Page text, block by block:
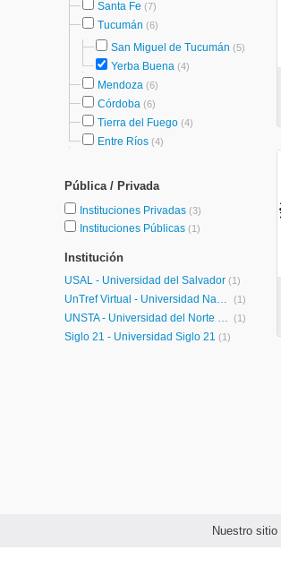
Nuestro
Santa Fe (7)
Tucumán (6)
San Miguel de Tucumán (5)
Yerba Buena (4)
Mendoza (6)
Córdoba (6)
Tierra del Fuego (4)
Entre Ríos (4)
Pública / Privada
Instituciones Privadas (3)
Instituciones Públicas (1)
Institución
USAL - Universidad del Salvador (1)
UnTref Virtual - Universidad Nacional Tres de Febrero Virtual (1)
UNSTA - Universidad del Norte Santo Tomás de Aquino (1)
Siglo 21 - Universidad Siglo 21 (1)